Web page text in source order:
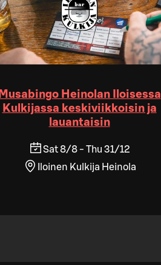
Musabingo Heinolan Iloisessa
Kulkijassa keskiviikkoisin ja
lauantaisin
Sat 8/8 - Thu 31/12
Iloinen Kulkija Heinola